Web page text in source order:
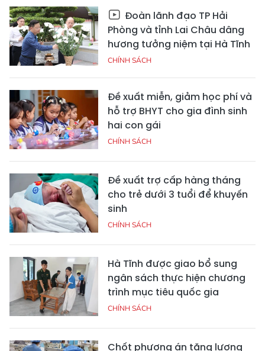
Đoàn lãnh đạo TP Hải
Phòng và tỉnh Lai Châu dâng
hương tưởng niệm tại Hà Tĩnh
CHÍNH SÁCH
Đề xuất miễn, giảm học phí và
hỗ trợ BHYT cho gia đình sinh
hai con gái
CHÍNH SÁCH
Đề xuất trợ cấp hàng tháng
cho trẻ dưới 3 tuổi để khuyến
sinh
CHÍNH SÁCH
Hà Tĩnh được giao bổ sung
ngân sách thực hiện chương
trình mục tiêu quốc gia
CHÍNH SÁCH
Chốt phương án tăng lương